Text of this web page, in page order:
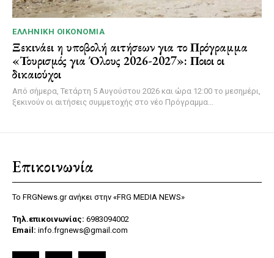
ΕΛΛΗΝΙΚΉ ΟΙΚΟΝΟΜΊΑ
Ξεκινάει η υποβολή αιτήσεων για το Πρόγραμμα
«Τουρισμός για Όλους 2026-2027»: Ποιοι οι
δικαιούχοι
Από σήμερα, Τετάρτη 5 Αυγούστου 2026 και ώρα 12:00 το μεσημέρι,
ξεκινούν οι αιτήσεις συμμετοχής στο νέο Πρόγραμμα...
Επικοινωνία
Το FRGNews.gr ανήκει στην «FRG MEDIA NEWS»
Τηλ.επικοινωνίας: 6983094002
Email: info.frgnews@gmail.com